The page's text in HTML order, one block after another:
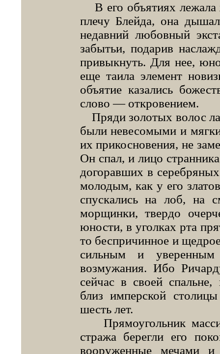
В его объятиях
плечу Блейда, она
недавний любовный
забытьи, подарив
привыкнуть. Для нее,
еще таила элемент
объятие казались
слово — откровением.
Пряди золотых волос
были невесомыми и
их прикосновения, не
Он спал, и лицо
догоравших в
молодым, как у его
спускались на лоб, на
морщинки, твердо
юности, в уголках рта
то беспричинное и
сильным и
возмужания. Ибо
сейчас в своей
близ имперской
шесть лет.
Прямоугольник
стража берегли его
вооруженные мечами и